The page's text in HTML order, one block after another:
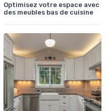
Optimisez votre espace avec
des meubles bas de cuisine